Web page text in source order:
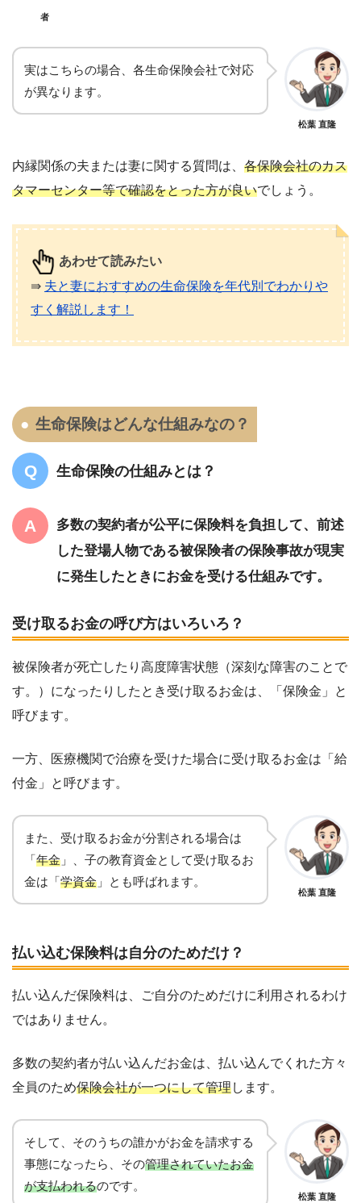
者
実はこちらの場合、各生命保険会社で対応
が異なります。
松葉 直隆
内縁関係の夫または妻に関する質問は、 各保険会社のカス
タマーセンター等で確認をとった方が良いでしょう。
あわせて読みたい
⇛ 夫と妻におすすめの生命保険を年代別でわかりや
すく解説します！
生命保険はどんな仕組みなの？
生命保険の仕組みとは？
多数の契約者が公平に保険料を負担して、前述
した登場人物である被保険者の保険事故が現実
に発生したときにお金を受ける仕組みです。
受け取るお金の呼び方はいろいろ？
被保険者が死亡したり高度障害状態（深刻な障害のことで
す。）になったりしたとき受け取るお金は、「保険金」と
呼びます。
一方、医療機関で治療を受けた場合に受け取るお金は「給
付金」と呼びます。
また、受け取るお金が分割される場合は
「年金 」、子の教育資金として受け取るお
金は「学資金 」とも呼ばれます。
松葉 直隆
払い込む保険料は自分のためだけ？
払い込んだ保険料は、ご自分のためだけに利用されるわけ
ではありません。
多数の契約者が払い込んだお金は、払い込んでくれた方々
全員のため保険会社が一つにして管理します。
そして、そのうちの誰かがお金を請求する
事態になったら、その管理されていたお金
が支払われるのです。
松葉 直隆